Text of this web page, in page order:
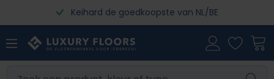
Ga naar de hoofdinhoudKeihard de goedkoopste van NL/BE